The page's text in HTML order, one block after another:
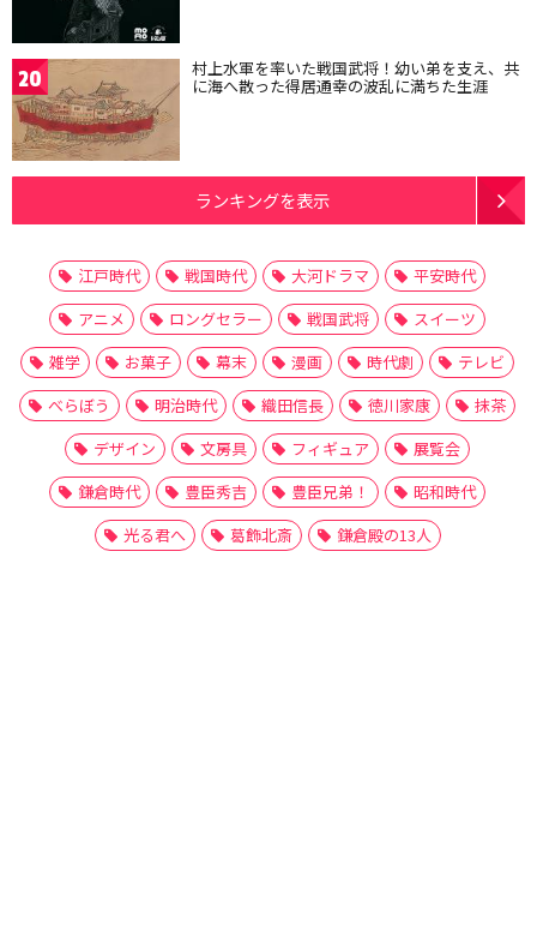
20 村上水軍を率いた戦国武将！幼い弟を支え、共
に海へ散った得居通幸の波乱に満ちた生涯
ランキングを表示
江戸時代 戦国時代 大河ドラマ
平安時代
アニメ
ロングセラー 戦国武将
スイーツ
雑学
お菓子 幕末 漫画 時代劇
テレビ
べらぼう
明治時代 織田信長 徳川家康
抹茶
デザイン
文房具 フィギュア
展覧会
鎌倉時代
豊臣秀吉 豊臣兄弟！
昭和時代
光る君へ
葛飾北斎 鎌倉殿の13人